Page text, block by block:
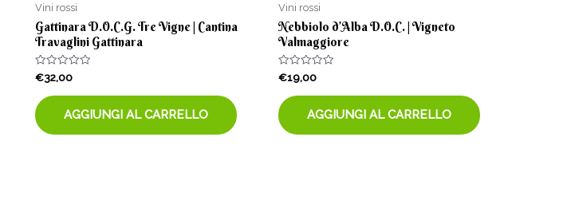
Vini rossi
Gattinara D.O.C.G. Tre Vigne | Cantina
Travaglini Gattinara
Valutato
0
su
5
€32,00
AGGIUNGI AL CARRELLO
Vini rossi
Nebbiolo d’Alba D.O.C. | Vigneto
Valmaggiore
Valutato
0
su
5
€19,00
AGGIUNGI AL CARRELLO